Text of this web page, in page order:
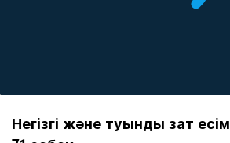
Негізгі және туынды зат есім